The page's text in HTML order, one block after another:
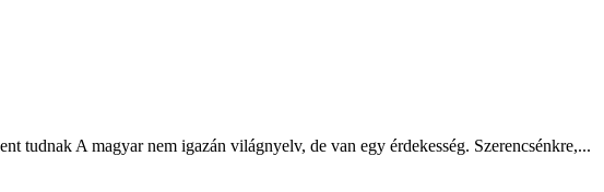
tudnak A magyar nem igazán világnyelv, de van egy érdekesség. Szerencsénkre,...